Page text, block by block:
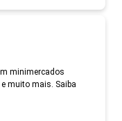
minimercados
muito mais. Saiba